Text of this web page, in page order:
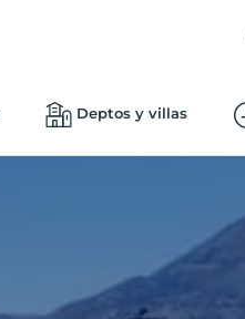
Deptos y villas